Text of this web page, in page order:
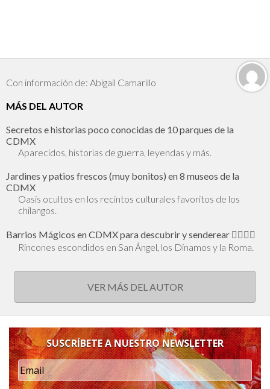
Con información de: Abigail Camarillo
MÁS DEL AUTOR
Secretos e historias poco conocidas de 10 parques de la
CDMX
Aparecidos, historias de guerra, leyendas y más.
Jardines y patios frescos (muy bonitos) en 8 museos de la
CDMX
Oasis ocultos en los recintos culturales favoritos de los
chilangos.
Barrios Mágicos en CDMX para descubrir y senderear 🕵🏻‍♂️✨
Rincones escondidos en San Ángel, los Dinamos y la Roma.
VER MÁS DEL AUTOR
SUSCRÍBETE A NUESTRO NEWSLETTER